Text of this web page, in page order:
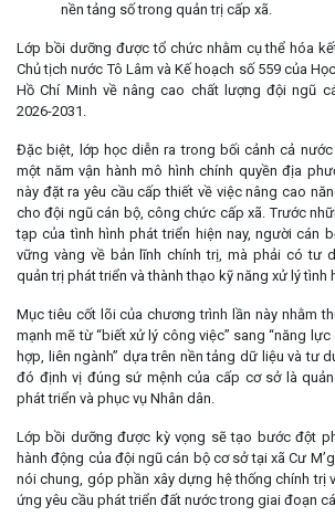
nền tảng số trong quản trị cấp xã.
Lớp bồi dưỡng được tổ chức nhằm cụ thể hóa
Chủ tịch nước Tô Lâm và Kế hoạch số 559 của
Hồ Chí Minh về nâng cao chất lượng đội ngũ
2026-2031.
Đặc biệt, lớp học diễn ra trong bối cảnh cả
một năm vận hành mô hình chính quyền địa
này đặt ra yêu cầu cấp thiết về việc nâng cao
cho đội ngũ cán bộ, công chức cấp xã. Trước
tạp của tình hình phát triển hiện nay, người cán
vững vàng về bản lĩnh chính trị, mà phải có tư
quản trị phát triển và thành thạo kỹ năng xử lý tình
Mục tiêu cốt lõi của chương trình lần này nhằm
mạnh mẽ từ “biết xử lý công việc” sang “năng
hợp, liên ngành” dựa trên nền tảng dữ liệu và tư
đó định vị đúng sứ mệnh của cấp cơ sở là
phát triển và phục vụ Nhân dân.
Lớp bồi dưỡng được kỳ vọng sẽ tạo bước đột
hành động của đội ngũ cán bộ cơ sở tại xã Cư
nói chung, góp phần xây dựng hệ thống chính trị
ứng yêu cầu phát triển đất nước trong giai đoạn